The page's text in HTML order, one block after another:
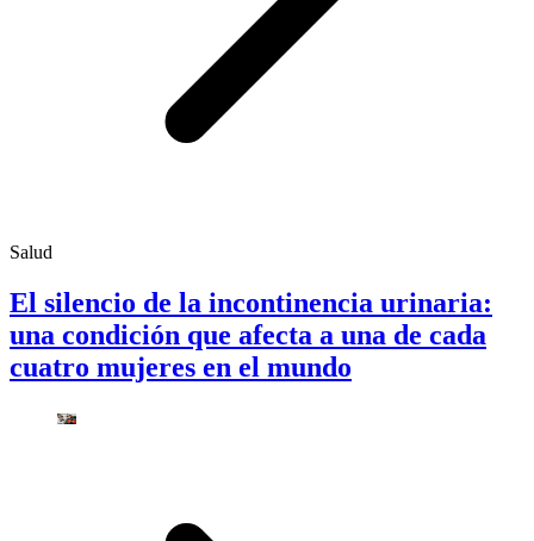
Salud
El silencio de la incontinencia urinaria:
una condición que afecta a una de cada
cuatro mujeres en el mundo